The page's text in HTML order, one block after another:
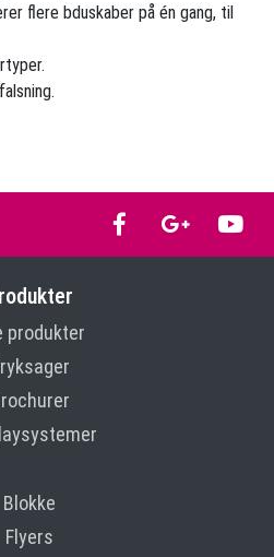
flere bduskaber på én gang, til
produkter
Blokke
Flyers